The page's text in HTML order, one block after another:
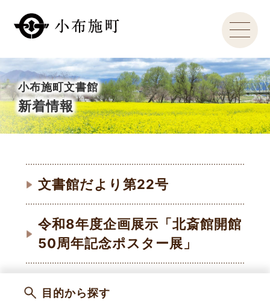
小布施町文書館
新着情報
文書館だより第22号
令和8年度企画展示「北斎館開館
50周年記念ポスター展」
小布施町文書館
目的から探す